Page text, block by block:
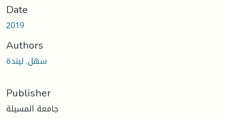
Date
2019
Authors
سهل, ليندة
Publisher
جامعة المسيلة